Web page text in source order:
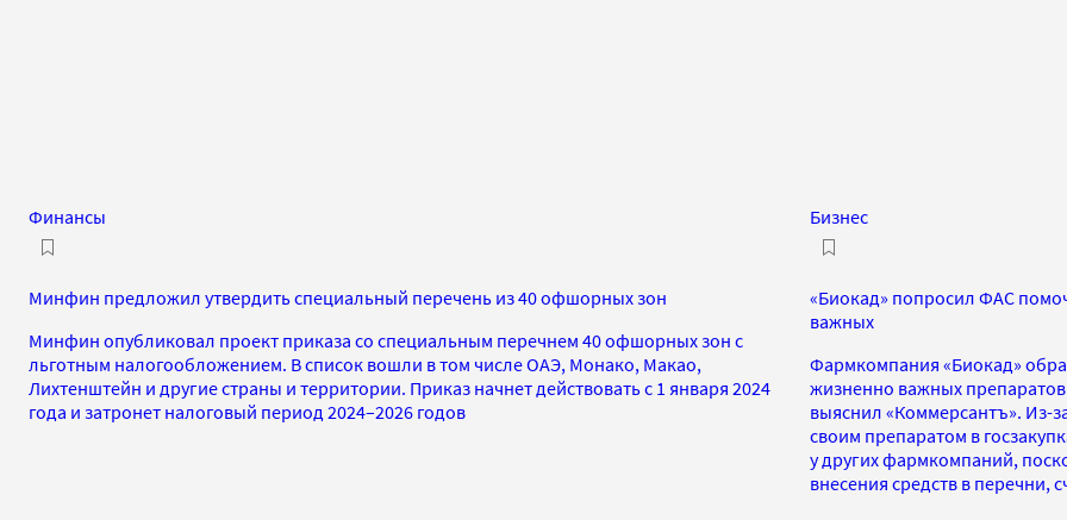
Финансы
Минфин предложил утвердить специальный перечень из 40 офшорных зон
Минфин опубликовал проект приказа со специальным перечнем 40 офшорных зон с
льготным налогообложением. В список вошли в том числе ОАЭ, Монако, Макао,
Лихтенштейн и другие страны и территории. Приказ начнет действовать с 1 января 2024
года и затронет налоговый период 2024–2026 годов
Бизнес
«Биокад» попросил ФАС
важных
Фармкомпания «Биокад»
жизненно важных препаратов
выяснил «Коммерсантъ». Из-
своим препаратом в
у других фармкомпаний,
внесения средств в перечни,